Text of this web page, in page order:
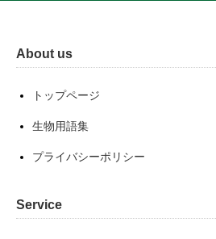
About us
トップページ
生物用語集
プライバシーポリシー
Service